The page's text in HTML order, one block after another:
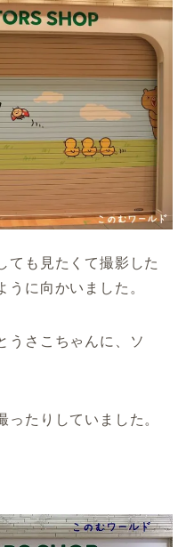
ても見たくて撮影した
うに向かいました。
うさこちゃんに、ソ
たりしていました。